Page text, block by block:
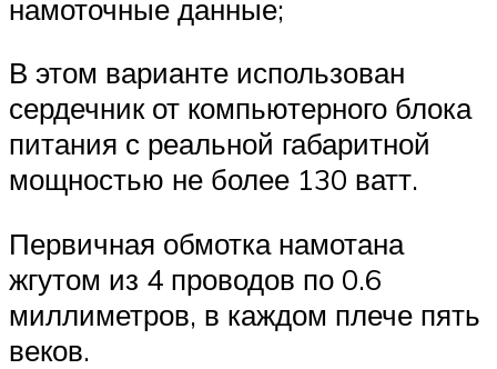
намоточные данные;
В этом варианте использован
сердечник от компьютерного блока
питания с реальной габаритной
мощностью не более 130 ватт.
Первичная обмотка намотана
жгутом из 4 проводов по 0.6
миллиметров, в каждом плече пять
веков.